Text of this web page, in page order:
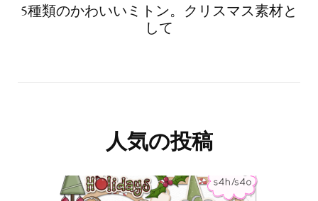
5種類のかわいいミトン。クリスマス素材と
して
人気の投稿